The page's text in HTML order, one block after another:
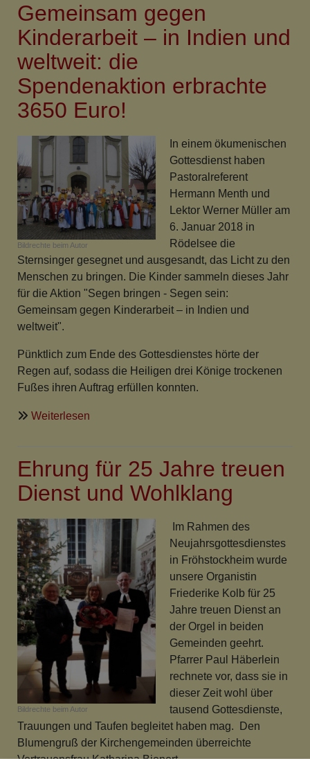
Heiligabend
Fröhstockheim
Gemeinsam gegen
Kinderarbeit – in Indien und
weltweit: die
Spendenaktion erbrachte
3650 Euro!
Bildrechte beim Autor
In einem ökumenischen
Gottesdienst haben
Pastoralreferent
Hermann Menth und
Lektor Werner Müller am
6. Januar 2018 in
Rödelsee die
Sternsinger gesegnet und ausgesandt, das Licht zu den
Menschen zu bringen. Die Kinder sammeln dieses Jahr
für die Aktion "Segen bringen - Segen sein:
Gemeinsam gegen Kinderarbeit – in Indien und
weltweit".
Pünktlich zum Ende des Gottesdienstes hörte der
Regen auf, sodass die Heiligen drei Könige trockenen
Fußes ihren Auftrag erfüllen konnten.
Weiterlesen
Kinderarbeit
in
die
Spendenaktion
erbrachte
3650
Euro!
Ehrung für 25 Jahre treuen
Dienst und Wohlklang
Bildrechte beim Autor
Im Rahmen des
Neujahrsgottesdienstes
in Fröhstockheim wurde
unsere Organistin
Friederike Kolb für 25
Jahre treuen Dienst an
der Orgel in beiden
Gemeinden geehrt.
Pfarrer Paul Häberlein
rechnete vor, dass sie in
dieser Zeit wohl über
tausend Gottesdienste,
Trauungen und Taufen begleitet haben mag. Den
Blumengruß der Kirchengemeinden überreichte